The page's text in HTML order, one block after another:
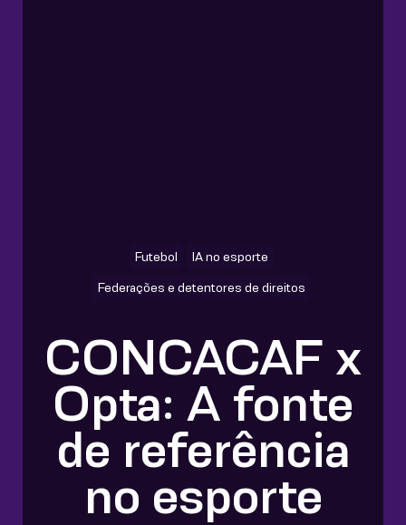
Futebol IA no esporte
Federações e detentores de direitos
CONCACAF x
Opta: A fonte
de referência
no esporte